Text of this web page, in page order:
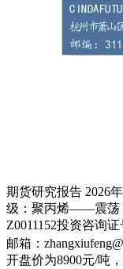
期货研究报告 2026
级：聚丙烯——震荡
Z0011152投资咨询
邮箱：
开盘价为8900元/吨